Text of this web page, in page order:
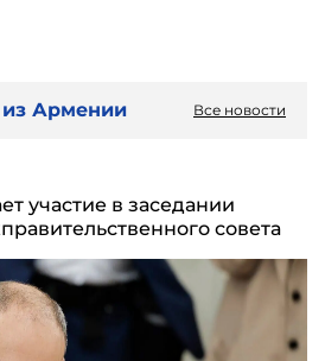
из Армении Все новости
участие в заседании
совета